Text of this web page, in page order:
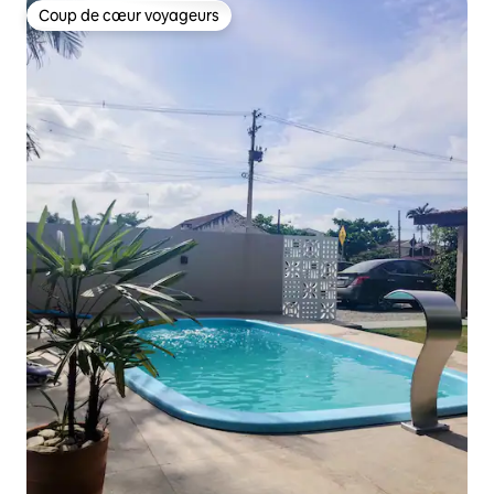
Coup de cœur voyageurs
Coup de cœur voyageurs